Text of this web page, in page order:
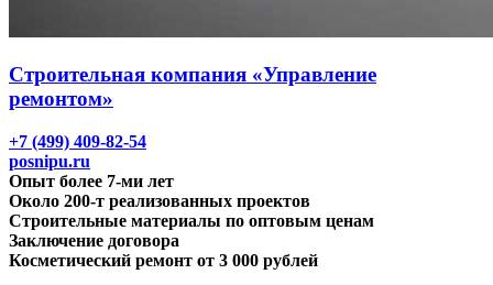
Строительная компания «Управление
ремонтом»
+7 (499) 409-82-54
posnipu.ru
Опыт более 7-ми лет
Около 200-т реализованных проектов
Строительные материалы по оптовым ценам
Заключение договора
Косметический ремонт от 3 000 рублей